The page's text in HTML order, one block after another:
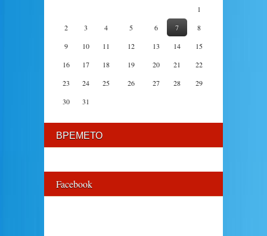
1
2
3 4 5 6 7
8
9
10 11 12 13 14
15
16
17 18 19 20 21
22
23
24 25 26 27 28
29
30
31
ВРЕМЕТО
Facebook